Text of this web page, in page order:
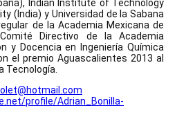
Indian Institute of Technology
(India) y Universidad de la Sabana
de la Academia Mexicana de
Directivo de la Academia
y Docencia en Ingeniería Química
el premio Aguascalientes 2013 al
Tecnología.
profile/Adrian_Bonilla-